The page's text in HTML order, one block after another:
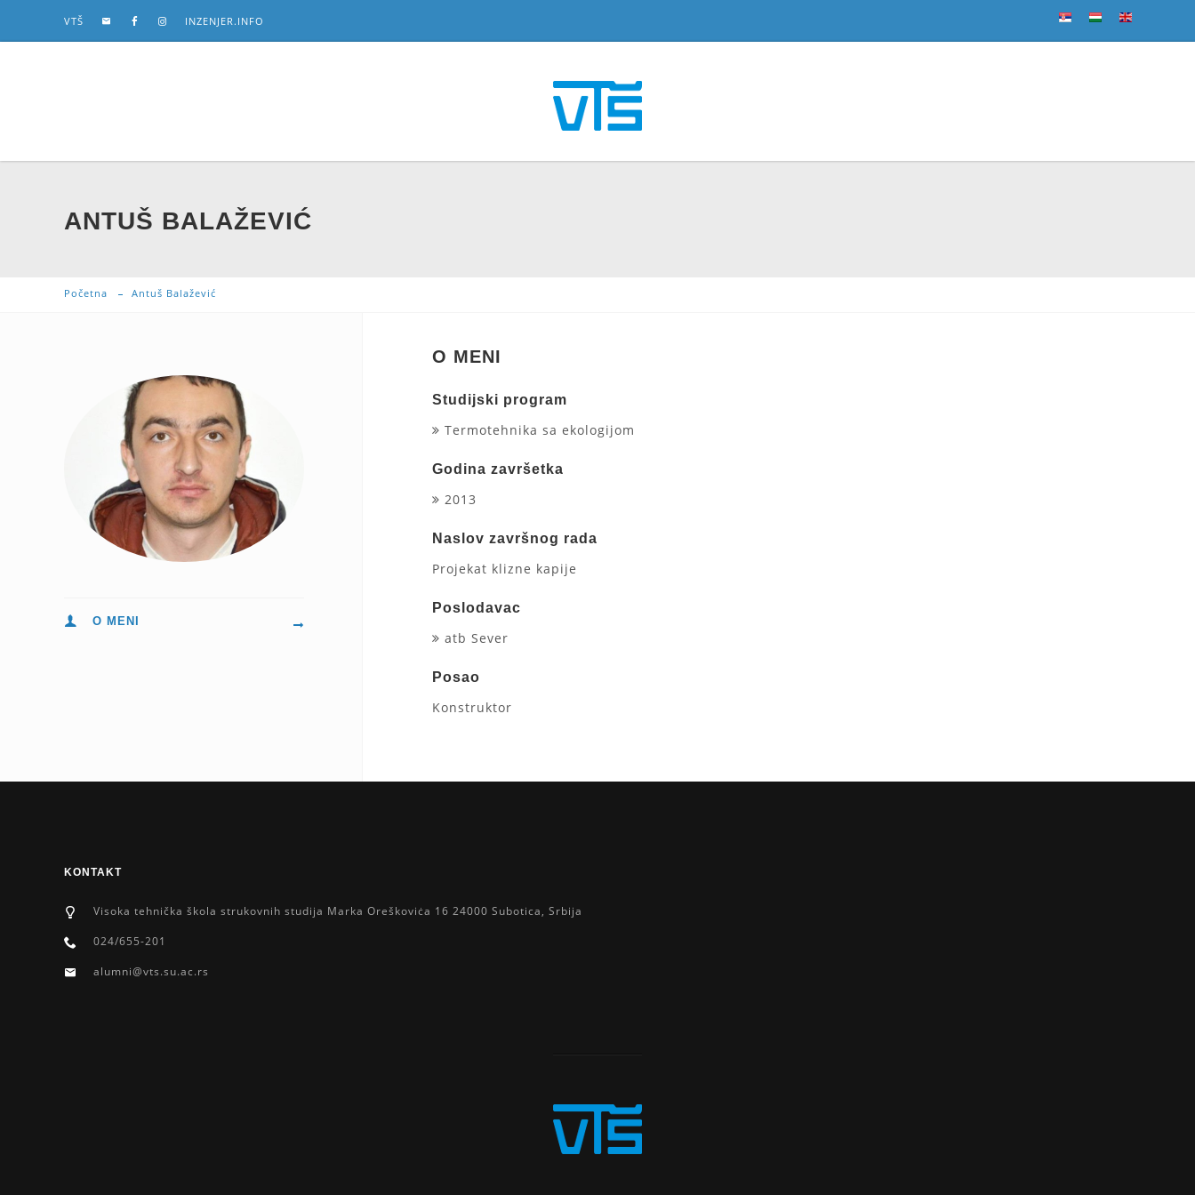
VTŠ INZENJER.INFO
ANTUŠ BALAŽEVIĆ
Početna Antuš Balažević
O MENI
O MENI
Studijski program
Termotehnika sa ekologijom
Godina završetka
2013
Naslov završnog rada
Projekat klizne kapije
Poslodavac
atb Sever
Posao
Konstruktor
KONTAKT
Visoka tehnička škola strukovnih studija Marka Oreškoviċa 16 24000 Subotica, Srbija
024/655-201
alumni@vts.su.ac.rs